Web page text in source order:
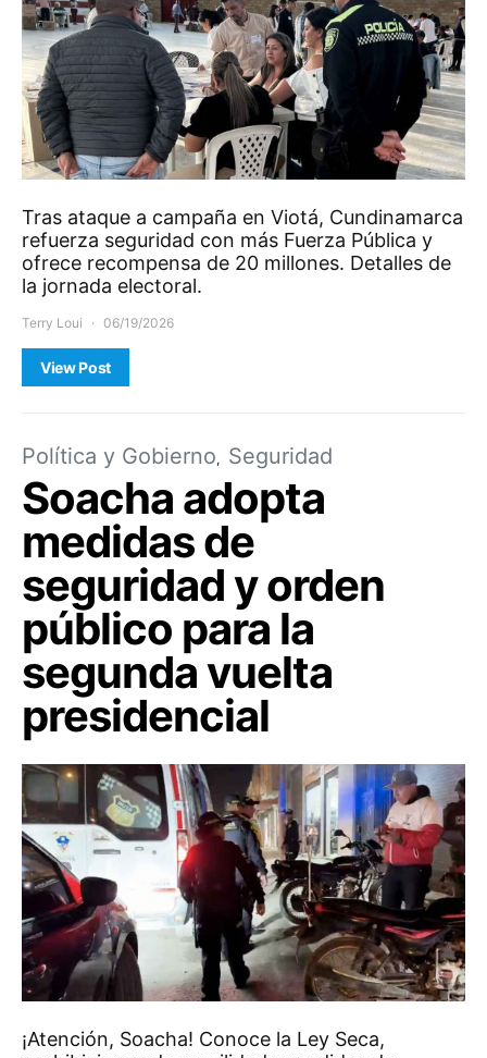
Tras ataque a campaña en Viotá, Cundinamarca
refuerza seguridad con más Fuerza Pública y
ofrece recompensa de 20 millones. Detalles de
la jornada electoral.
Terry Loui 06/19/2026
View Post
Política y Gobierno Seguridad
Soacha adopta
medidas de
seguridad y orden
público para la
segunda vuelta
presidencial
¡Atención, Soacha! Conoce la Ley Seca,